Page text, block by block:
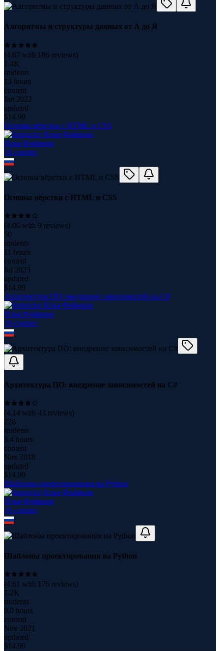
Алгоритмы и структуры данных от А до Я
(4.67 with 186 reviews)
1.4K
students
13 hours
content
Jan 2022
updated
$14.99
Основы вёрстки с HTML и CSS
Илья Фофанов
16 courses
Основы вёрстки с HTML и CSS
(4.06 with 9 reviews)
50
students
11 hours
content
Jul 2023
updated
$14.99
Архитектура ПО: внедрение зависимостей на C#
Илья Фофанов
16 courses
Архитектура ПО: внедрение зависимостей на C#
(4.14 with 43 reviews)
226
students
3.4 hours
content
Nov 2018
updated
$14.99
Шаблоны проектирования на Python
Илья Фофанов
16 courses
Шаблоны проектирования на Python
(4.61 with 176 reviews)
1.2K
students
9.0 hours
content
Nov 2021
updated
$14.99